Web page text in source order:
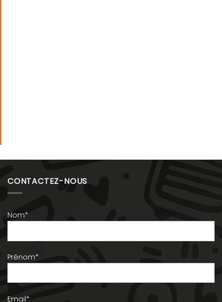
CONTACTEZ-NOUS
Nom*
Prénom*
Email*